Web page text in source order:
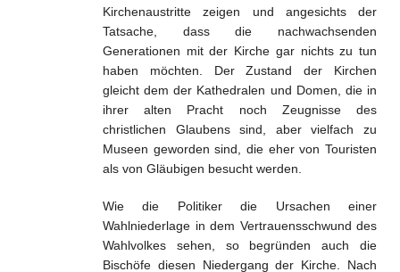
Kirchenaustritte zeigen und angesichts der
Tatsache, dass die nachwachsenden
Generationen mit der Kirche gar nichts zu tun
haben möchten. Der Zustand der Kirchen
gleicht dem der Kathedralen und Domen, die in
ihrer alten Pracht noch Zeugnisse des
christlichen Glaubens sind, aber vielfach zu
Museen geworden sind, die eher von Touristen
als von Gläubigen besucht werden.
Wie die Politiker die Ursachen einer
Wahlniederlage in dem Vertrauensschwund des
Wahlvolkes sehen, so begründen auch die
Bischöfe diesen Niedergang der Kirche. Nach